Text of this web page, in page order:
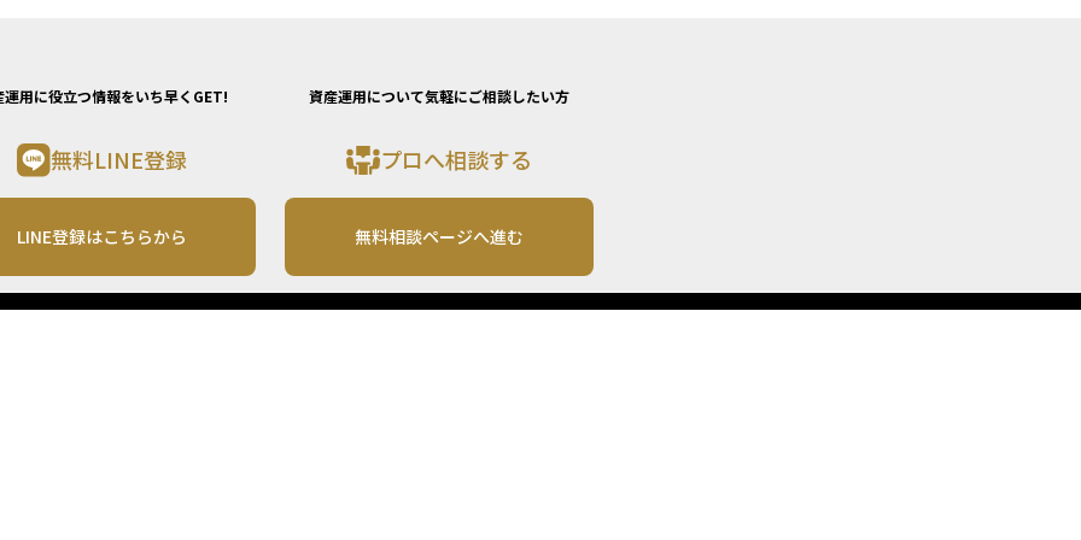
運用に役立つ情報をいち早くGET!
無料LINE登録
LINE登録はこちらから
資産運用について気軽にご相談したい方
プロへ相談する
無料相談ページへ進む